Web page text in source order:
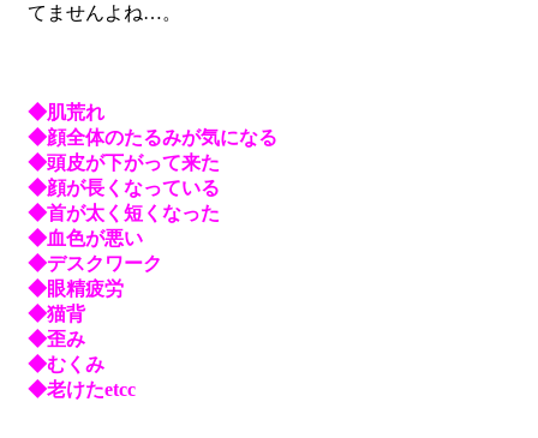
てませんよね…。
◆肌荒れ
◆顔全体のたるみが気になる
◆頭皮が下がって来た
◆顔が長くなっている
◆首が太く短くなった
◆血色が悪い
◆デスクワーク
◆眼精疲労
◆猫背
◆歪み
◆むくみ
◆老けたetcc